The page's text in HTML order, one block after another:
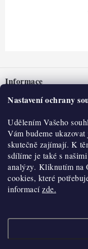
Nastavení ochrany
Udělením Vašeho
Vám budeme
skutečně zajímají. K
sdílíme je také s
analýzy. Kliknutím na
cookies, které
informacízde.
pInformace
Nepřevzetí zásilky na
Obchodní podmínky
Hodnocení obchodu
Blog
Moje objednávka
O nás
Historie
Kontakty
O nákupu
Reklamace a vratky
Výdejní místa
Copyright 2026